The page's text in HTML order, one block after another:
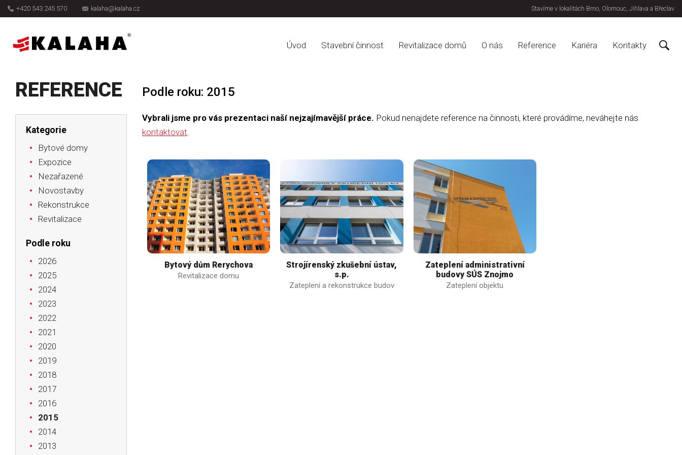
+420 543 245 570 kalaha@kalaha.cz Stavíme v lokalitách Brno, Olomouc, Jihlava a Břeclav
Úvod Stavební činnost Revitalizace domů O nás Reference Kariéra Kontakty
REFERENCE
Kategorie
Bytové domy
Expozice
Nezařazené
Novostavby
Rekonstrukce
Revitalizace
Podle roku
2026
2025
2024
2023
2022
2021
2020
2019
2018
2017
2016
2015
2014
2013
Podle roku: 2015
Vybrali jsme pro vás prezentaci naší nejzajímavější práce. Pokud nenajdete reference na činnosti, které provádíme, neváhejte nás
kontaktovat.
Bytový dům Rerychova
Revitalizace domu
Strojírenský zkušební ústav,
s.p.
Zateplení a rekonstrukce budov
Zateplení administrativní
budovy SÚS Znojmo
Zateplení objektu